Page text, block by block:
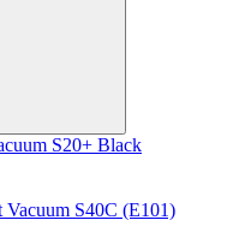
S20+ Black